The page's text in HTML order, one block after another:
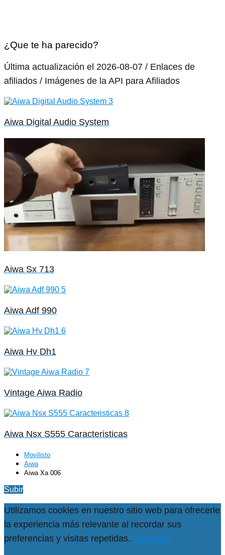
¿Que te ha parecido?
Última actualización el 2026-08-07 / Enlaces de
afiliados / Imágenes de la API para Afiliados
Aiwa Digital Audio System
Aiwa Sx 713
Aiwa Adf 990
Aiwa Hv Dh1
Vintage Aiwa Radio
Aiwa Nsx S555 Caracteristicas
Movilisto
Aiwa
Aiwa Xa 006
Subir
Utilizamos cookies en nuestro sitio web para ofrecerle
la experiencia más relevante al recordar sus
preferencias y visitas repetidas. Leer Más